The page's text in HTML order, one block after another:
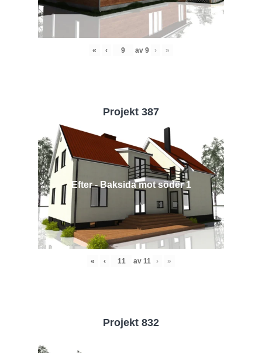
« ‹ av 9 › »
Projekt 387
Efter - Baksida mot söder 1
« ‹ av 11 › »
Projekt 832